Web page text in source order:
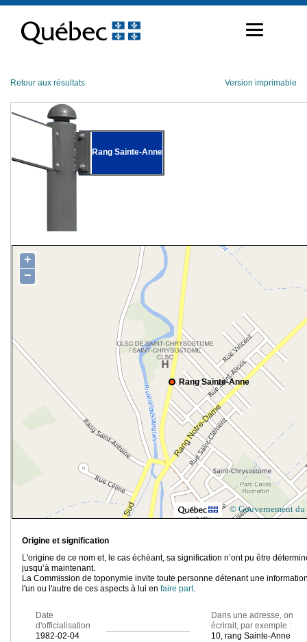
contenu
Retour aux résultats Version imprimable
Rang Sainte-Anne
Rang Sainte-Anne
+
−
© Gouvernement du
Origine et signification
L'origine de ce nom et, le cas échéant, sa signification n’ont pu être
jusqu’à maintenant.
La Commission de toponymie invite toute personne détenant une
l'un ou l'autre de ces aspects à lui en faire part.
Date
d'officialisation
1982-02-04
Dans une adresse, on
écrirait, par exemple :
10, rang Sainte-Anne